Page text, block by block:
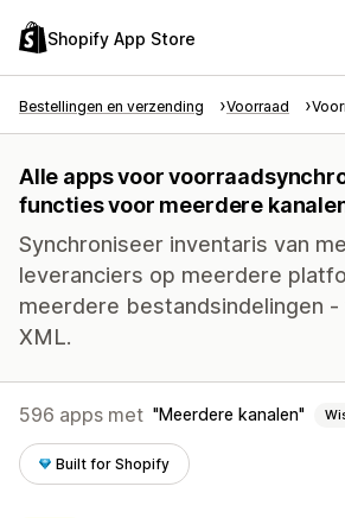
Shopify App Store
Bestellingen en verzending Voorraad
Alle apps voor
functies voor meerdere
Synchroniseer inventaris van
leveranciers op meerdere
meerdere bestandsindelingen -
XML.
596 apps met Meerdere kanalen
Built for Shopify